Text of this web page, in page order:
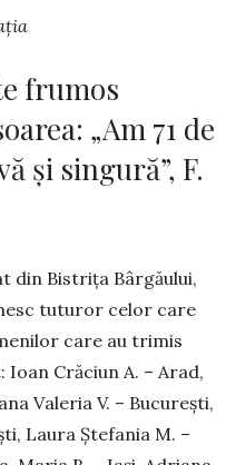
frumos
„Am 71 de
și singură”, F.
din Bistrița Bârgăului,
tuturor celor care
care au trimis
Cră­ciun A. – Arad,
Valeria V. – București,
Laura Ștefania M. –